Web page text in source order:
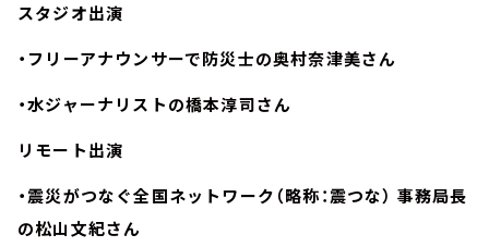
スタジオ出演
・フリーアナウンサーで防災士の奥村奈津美さん
・水ジャーナリストの橋本淳司さん
リモート出演
・震災がつなぐ全国ネットワーク（略称：震つな） 事務局長
の松山文紀さん